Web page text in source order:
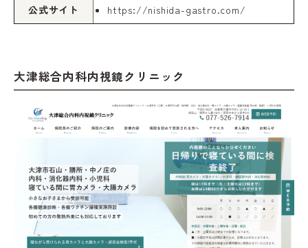
公式サイト https://nishida-gastro.com/
大津総合内科内視鏡クリニック